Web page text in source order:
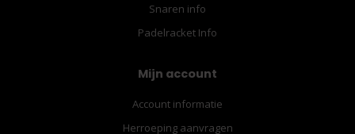
Snaren info
Padelracket Info
Mijn account
Account informatie
Herroeping aanvragen